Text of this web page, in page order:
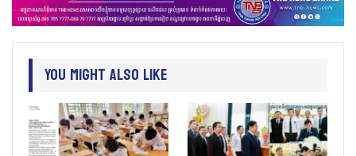
You Might Also Like